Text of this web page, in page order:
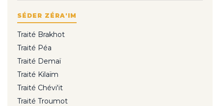
SÉDER ZÉRA'IM
Traité Brakhot
Traité Péa
Traité Demaï
Traité Kilaïm
Traité Chévi'it
Traité Troumot